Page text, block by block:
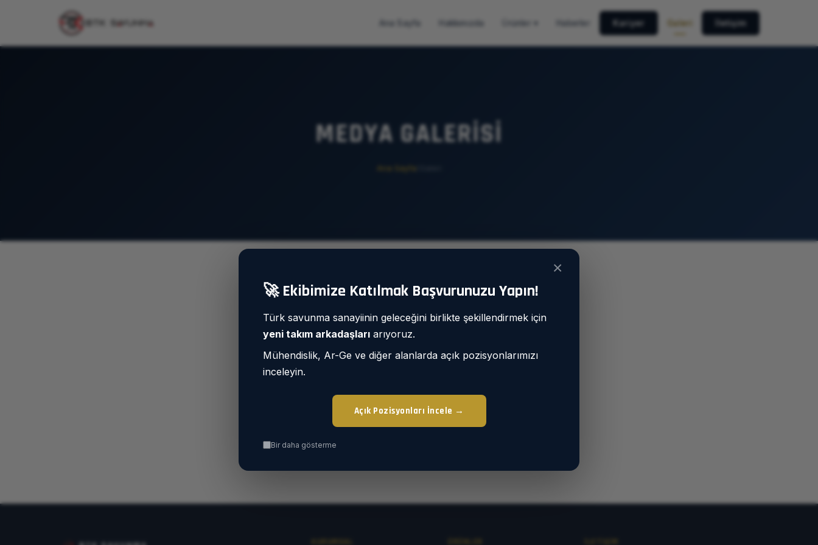
Ana Sayfa Hakkımızda Ürünler ▾ Haberler Kariyer Galeri İletişim
MEDYA GALERISI
🖼️
×
🚀 Ekibimize Katılmak Başvurunuzu Yapın!
Türk savunma sanayiinin geleceğini birlikte şekillendirmek için
yeni takım arkadaşları arıyoruz.
Mühendislik, Ar-Ge ve diğer alanlarda açık pozisyonlarımızı
inceleyin.
Açık Pozisyonları İncele →
Bir daha gösterme